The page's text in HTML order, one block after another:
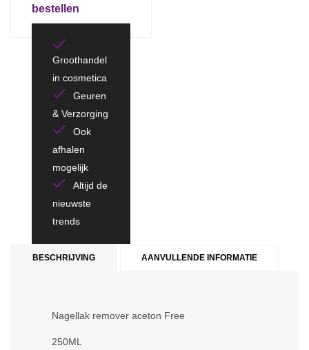
bestellen
Groothandel
in cosmetica
Geuren
& Verzorging
Ook
afhalen
mogelijk
Altijd de
nieuwste
trends
BESCHRIJVING AANVULLENDE INFORMATIE
Nagellak remover aceton Free
250ML